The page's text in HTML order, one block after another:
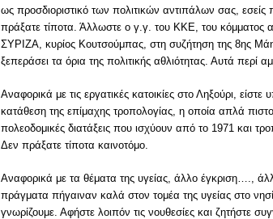
ως προσδιοριστικό των πολιτικών αντιπάλων σας,
πράξατε τίποτα. Άλλωστε ο γ.γ. του ΚΚΕ, του κόμματος
ΣΥΡΙΖΑ, κυρίος Κουτσούμπας, στη συζήτηση της 8ης
ξεπεράσει τα όρια της πολιτικής αθλιότητας. Αυτά περί
Αναφορικά με τις εργατικές κατοικίες στο Ληξούρι,
κατάθεση της επίμαχης τροπολογίας, η οποία απλά
πολεοδομικές διατάξεις που ισχύουν από το 1971 και
Δεν πράξατε τίποτα καινοτόμο.
Αναφορικά με τα θέματα της υγείας, άλλο έγκριση….,
πράγματα πήγαιναν καλά στον τομέα της υγείας στο
γνωρίζουμε. Αφήστε λοιπόν τις νουθεσίες και ζητήστε